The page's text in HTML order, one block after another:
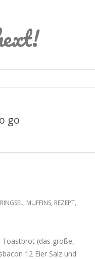
go
, MUFFINS, REZEPT,
Toastbrot (das große,
12 Eier Salz und